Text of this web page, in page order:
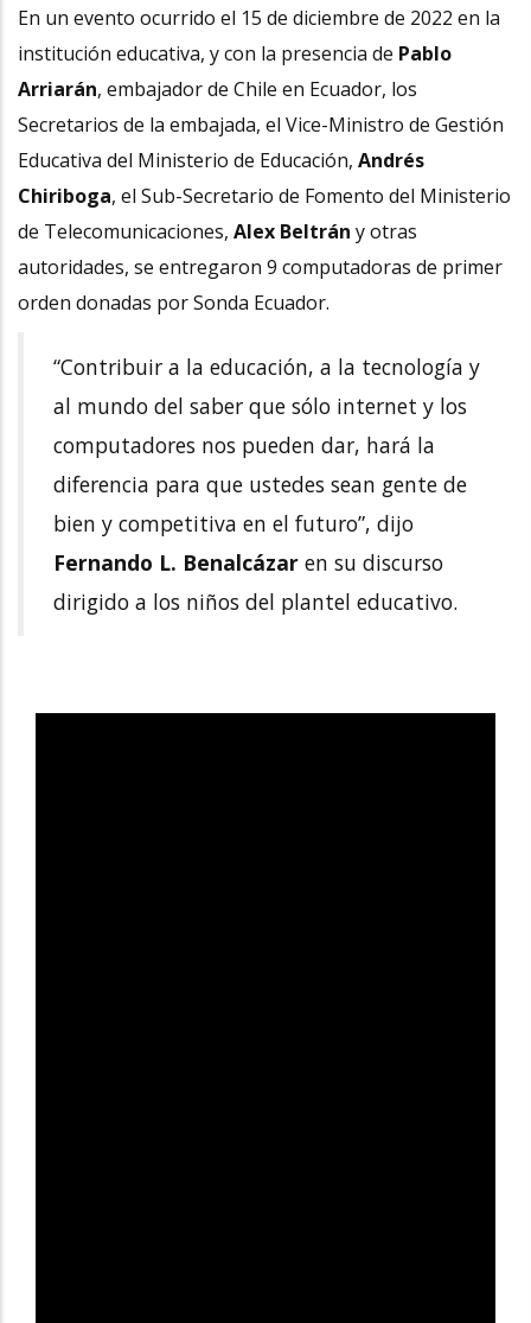
En un evento ocurrido el 15 de diciembre de 2022 en la
institución educativa, y con la presencia de Pablo
Arriarán, embajador de Chile en Ecuador, los
Secretarios de la embajada, el Vice-Ministro de Gestión
Educativa del Ministerio de Educación, Andrés
Chiriboga, el Sub-Secretario de Fomento del Ministerio
de Telecomunicaciones, Alex Beltrán y otras
autoridades, se entregaron 9 computadoras de primer
orden donadas por Sonda Ecuador.
“Contribuir a la educación, a la tecnología y
al mundo del saber que sólo internet y los
computadores nos pueden dar, hará la
diferencia para que ustedes sean gente de
bien y competitiva en el futuro”, dijo
Fernando L. Benalcázar en su discurso
dirigido a los niños del plantel educativo.